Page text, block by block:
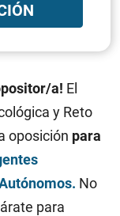
a! El
y Reto
oposición para
No
para